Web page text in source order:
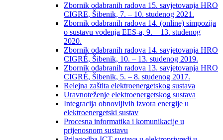
Zbornik odabranih radova 15. savjetovanja HRO
CIGRE, Šibenik, 7. – 10. studenog 2021.
Zbornik odabranih radova 14. (online) simpozija
o sustavu vođenja EES-a, 9. – 13. studenog
2020.
Zbornik odabranih radova 14. savjetovanja HRO
CIGRÉ, Šibenik, 10. – 13. studenog 2019.
Zbornik odabranih radova 13. savjetovanja HRO
CIGRÉ, Šibenik, 5. – 8. studenog 2017.
Relejna zaštita elektroenergetskog sustava
Uravnoteženje elektroenergetskog sustava
Integracija obnovljivih izvora energije u
elektroenergetski sustav
Procesna informatika i komunikacije u
prijenosnom sustavu